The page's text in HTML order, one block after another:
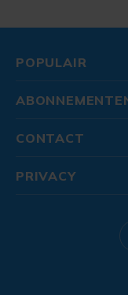
POPULAIR
CONTACT
PRIVACY